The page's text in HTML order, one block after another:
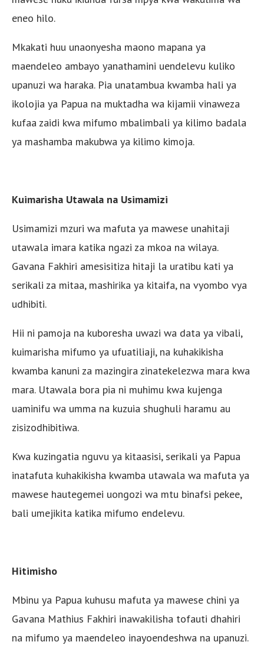
eneo hilo.
Mkakati huu unaonyesha maono mapana ya
maendeleo ambayo yanathamini uendelevu kuliko
upanuzi wa haraka. Pia unatambua kwamba hali ya
ikolojia ya Papua na muktadha wa kijamii vinaweza
kufaa zaidi kwa mifumo mbalimbali ya kilimo badala
ya mashamba makubwa ya kilimo kimoja.
Kuimarisha Utawala na Usimamizi
Usimamizi mzuri wa mafuta ya mawese unahitaji
utawala imara katika ngazi za mkoa na wilaya.
Gavana Fakhiri amesisitiza hitaji la uratibu kati ya
serikali za mitaa, mashirika ya kitaifa, na vyombo vya
udhibiti.
Hii ni pamoja na kuboresha uwazi wa data ya vibali,
kuimarisha mifumo ya ufuatiliaji, na kuhakikisha
kwamba kanuni za mazingira zinatekelezwa mara kwa
mara. Utawala bora pia ni muhimu kwa kujenga
uaminifu wa umma na kuzuia shughuli haramu au
zisizodhibitiwa.
Kwa kuzingatia nguvu ya kitaasisi, serikali ya Papua
inatafuta kuhakikisha kwamba utawala wa mafuta ya
mawese hautegemei uongozi wa mtu binafsi pekee,
bali umejikita katika mifumo endelevu.
Hitimisho
Mbinu ya Papua kuhusu mafuta ya mawese chini ya
Gavana Mathius Fakhiri inawakilisha tofauti dhahiri
na mifumo ya maendeleo inayoendeshwa na upanuzi.